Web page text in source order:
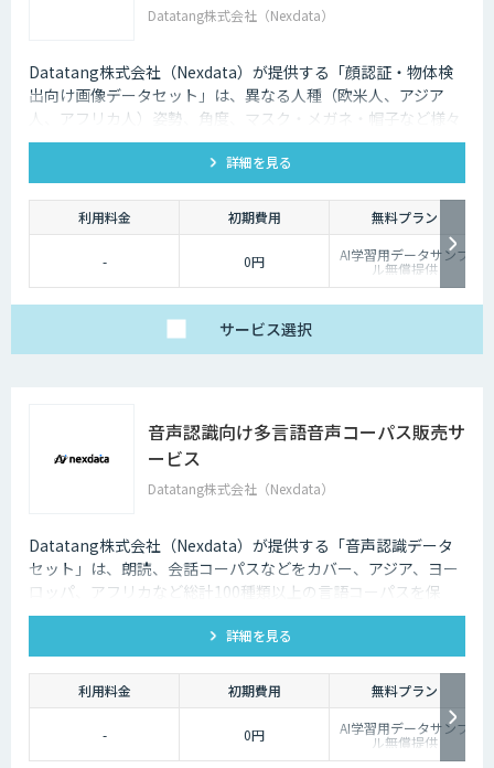
Datatang株式会社（Nexdata）
Datatang株式会社（Nexdata）が提供する「顔認証・物体検
出向け画像データセット」は、異なる人種（欧米人、アジア
人、アフリカ人）姿勢、角度、マスク・メガネ・帽子など様々
な状況をカバー、総計500万枚を超えています。
詳細を見る
利用料金 初期費用 無料プラン
- 0円 AI学習用データサンプ
ル無償提供
サービス選択
音声認識向け多言語音声コーパス販売サ
ービス
Datatang株式会社（Nexdata）
Datatang株式会社（Nexdata）が提供する「音声認識データ
セット」は、朗読、会話コーパスなどをカバー、アジア、ヨー
ロッパ、アフリカなど総計100種類以上の言語コーパスを保
有、様々な音声認識・合成タスクに対応可能です。
詳細を見る
利用料金 初期費用 無料プラン
- 0円 AI学習用データサンプ
ル無償提供